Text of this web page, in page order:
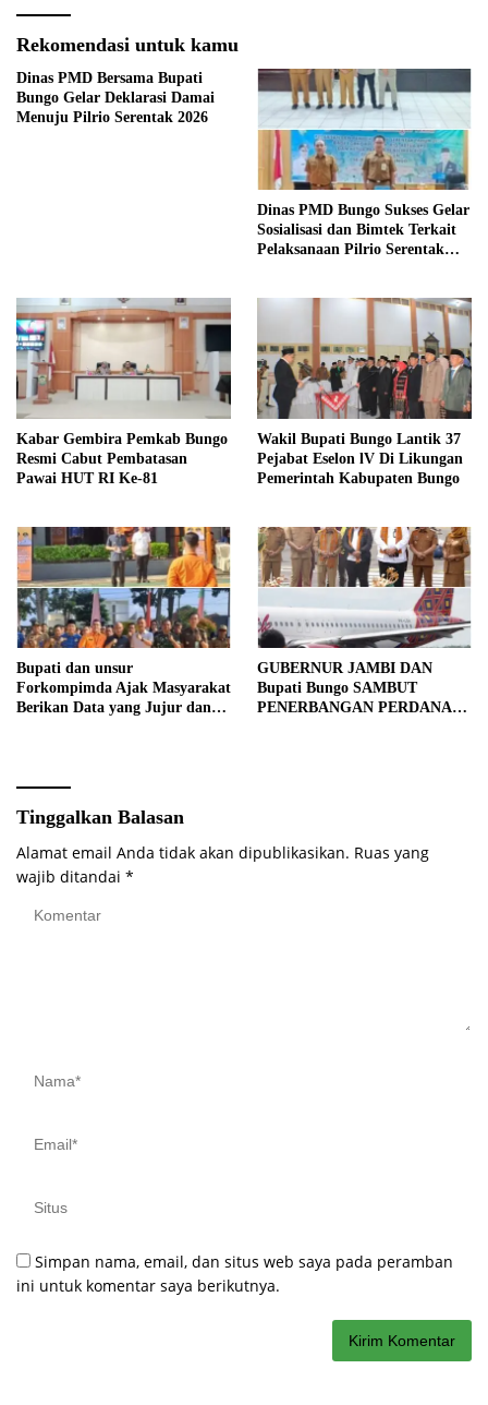
Rekomendasi untuk kamu
Dinas PMD Bersama Bupati
Bungo Gelar Deklarasi Damai
Menuju Pilrio Serentak 2026
Dinas PMD Bungo Sukses Gelar
Sosialisasi dan Bimtek Terkait
Pelaksanaan Pilrio Serentak
Kabar Gembira Pemkab Bungo
Resmi Cabut Pembatasan
Pawai HUT RI Ke-81
Wakil Bupati Bungo Lantik 37
Pejabat Eselon lV Di Likungan
Pemerintah Kabupaten Bungo
Bupati dan unsur
Forkompimda Ajak Masyarakat
Berikan Data yang Jujur dan
GUBERNUR JAMBI DAN
Bupati Bungo SAMBUT
PENERBANGAN PERDANA
Tinggalkan Balasan
Alamat email Anda tidak akan dipublikasikan. Ruas yang
wajib ditandai *
Simpan nama, email, dan situs web saya pada peramban
ini untuk komentar saya berikutnya.